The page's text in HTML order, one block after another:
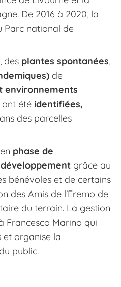
De 2016 à 2020, la
Parc national de
des plantes spontanées,
de
environnements
ont été identifiées,
des parcelles
phase de
grâce au
bénévoles et de certains
des Amis de l'Eremo de
du terrain. La gestion
Francesco Marino qui
et organise la
public.